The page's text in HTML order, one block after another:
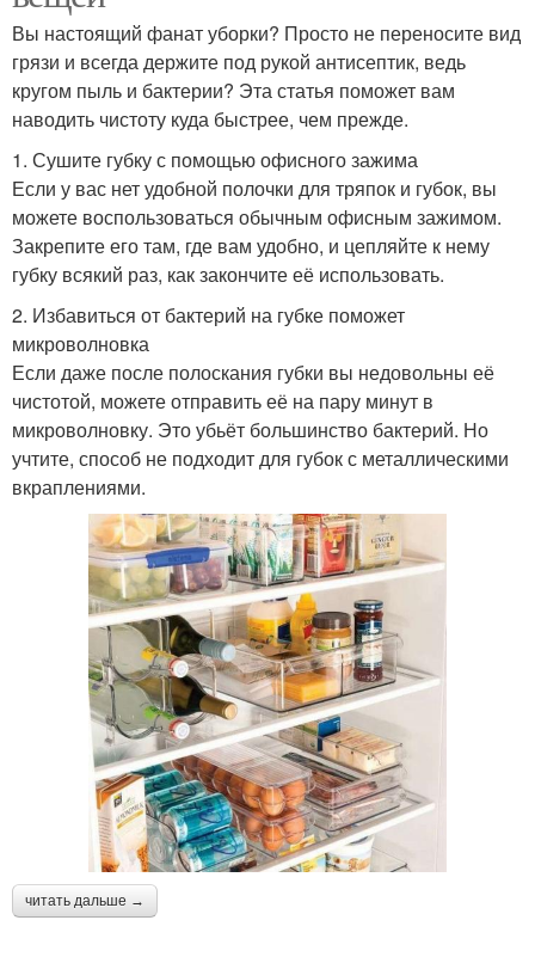
Вы настоящий фанат уборки? Просто не переносите вид
грязи и всегда держите под рукой антисептик, ведь
кругом пыль и бактерии? Эта статья поможет вам
наводить чистоту куда быстрее, чем прежде.
1. Сушите губку с помощью офисного зажима
Если у вас нет удобной полочки для тряпок и губок, вы
можете воспользоваться обычным офисным зажимом.
Закрепите его там, где вам удобно, и цепляйте к нему
губку всякий раз, как закончите её использовать.
2. Избавиться от бактерий на губке поможет
микроволновка
Если даже после полоскания губки вы недовольны её
чистотой, можете отправить её на пару минут в
микроволновку. Это убьёт большинство бактерий. Но
учтите, способ не подходит для губок с металлическими
вкраплениями.
читать дальше →